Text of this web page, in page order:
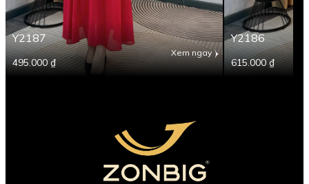
495.000 ₫
Xem ngay
Y2187
615.000 ₫
Y2186